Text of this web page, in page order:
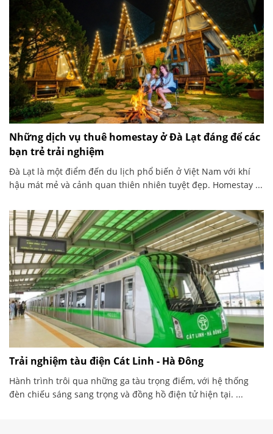
Những dịch vụ thuê homestay ở Đà Lạt đáng để các
bạn trẻ trải nghiệm
Đà Lạt là một điểm đến du lịch phổ biến ở Việt Nam với khí
hậu mát mẻ và cảnh quan thiên nhiên tuyệt đẹp. Homestay ...
Trải nghiệm tàu điện Cát Linh - Hà Đông
Hành trình trôi qua những ga tàu trọng điểm, với hệ thống
đèn chiếu sáng sang trọng và đồng hồ điện tử hiện tại. ...